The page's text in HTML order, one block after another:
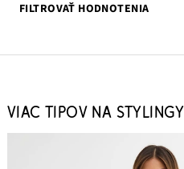
FILTROVAŤ HODNOTENIA
VIAC TIPOV NA STYLINGY